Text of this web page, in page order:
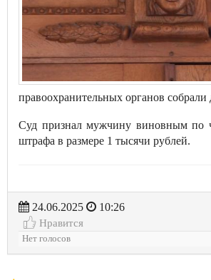
правоохранительных органов
Суд признал мужчину виновным по
штрафа в размере 1 тысячи рублей.
24.06.2025
10:26
Нравится
Нет голосов